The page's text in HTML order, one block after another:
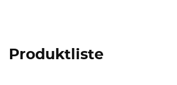
Produktliste